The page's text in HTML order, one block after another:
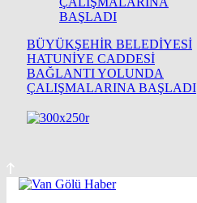
BÜYÜKŞEHİR BELEDİYESİ
HATUNİYE CADDESİ
BAĞLANTI YOLUNDA
ÇALIŞMALARINA BAŞLADI